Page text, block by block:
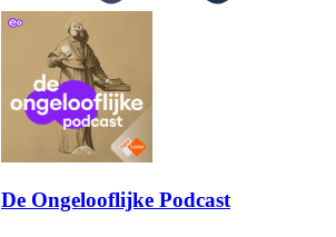
De Ongelooflijke Podcast